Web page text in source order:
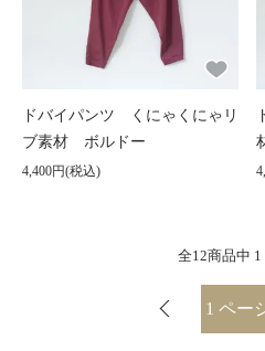
ドバイパンツ くにゃくにゃリ
ブ素材 ボルドー
4,400円(税込)
全12商品中 1
1 ペー